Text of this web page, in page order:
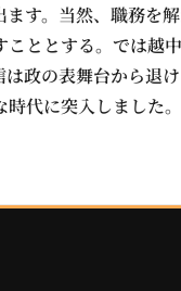
す。当然、職務を
ととする。では越
政の表舞台から退
代に突入しました。